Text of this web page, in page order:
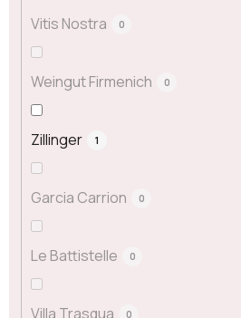
Vitis Nostra 0
Weingut Firmenich 0
Zillinger 1
Garcia Carrion 0
Le Battistelle 0
Villa Trasqua 0